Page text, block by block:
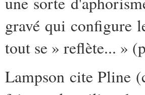
gravé qui configure
tout se » reflète... »
Lampson cite Pline